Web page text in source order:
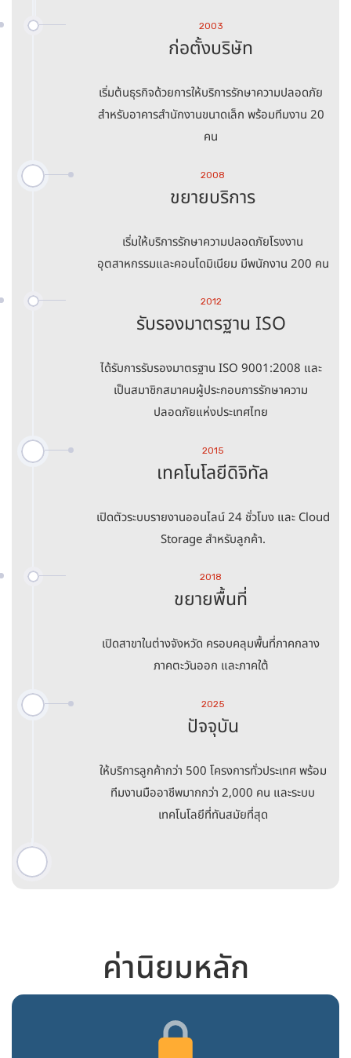
2003
ก่อตั้งบริษัท
เริ่มต้นธุรกิจด้วยการให้บริการรักษาความปลอดภัย
สำหรับอาคารสำนักงานขนาดเล็ก พร้อมทีมงาน 20
คน
2008
ขยายบริการ
เริ่มให้บริการรักษาความปลอดภัยโรงงาน
อุตสาหกรรมและคอนโดมิเนียม มีพนักงาน 200 คน
2012
รับรองมาตรฐาน ISO
ได้รับการรับรองมาตรฐาน ISO 9001:2008 และ
เป็นสมาชิกสมาคมผู้ประกอบการรักษาความ
ปลอดภัยแห่งประเทศไทย
2015
เทคโนโลยีดิจิทัล
เปิดตัวระบบรายงานออนไลน์ 24 ชั่วโมง และ Cloud
Storage สำหรับลูกค้า.
2018
ขยายพื้นที่
เปิดสาขาในต่างจังหวัด ครอบคลุมพื้นที่ภาคกลาง
ภาคตะวันออก และภาคใต้
2025
ปัจจุบัน
ให้บริการลูกค้ากว่า 500 โครงการทั่วประเทศ พร้อม
ทีมงานมืออาชีพมากกว่า 2,000 คน และระบบ
เทคโนโลยีที่ทันสมัยที่สุด
ค่านิยมหลัก